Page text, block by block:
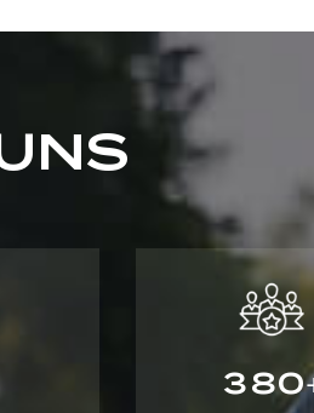
380